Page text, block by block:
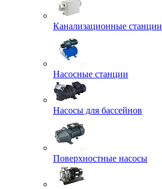
Канализационные станции
Насосные станции
Насосы для бассейнов
Поверхностные насосы